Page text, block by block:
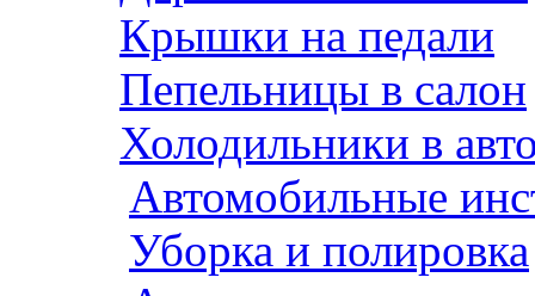
Крышки на педали
Пепельницы в салон
Холодильники в
Автомобильные
Уборка и полировка